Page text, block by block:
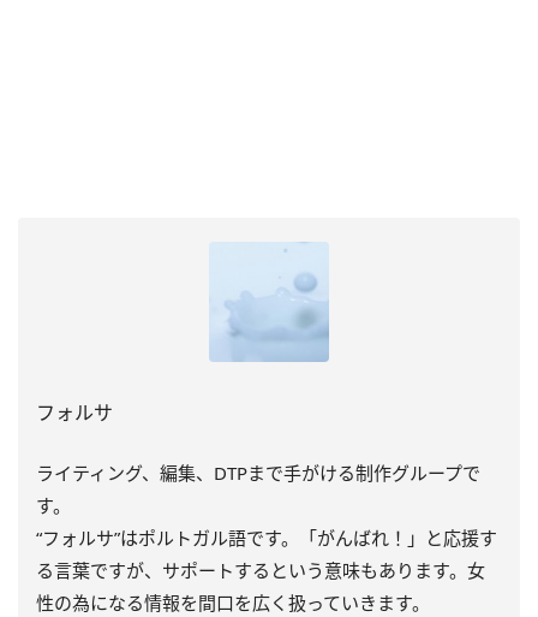
フォルサ
ライティング、編集、DTPまで手がける制作グループで
す。
“フォルサ”はポルトガル語です。「がんばれ！」と応援す
る言葉ですが、サポートするという意味もあります。女
性の為になる情報を間口を広く扱っていきます。